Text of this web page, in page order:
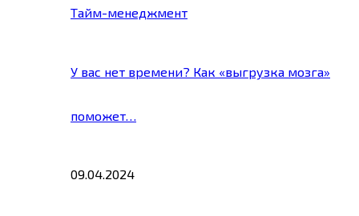
Тайм-менеджмент
У вас нет времени? Как «выгрузка мозга»
поможет…
09.04.2024